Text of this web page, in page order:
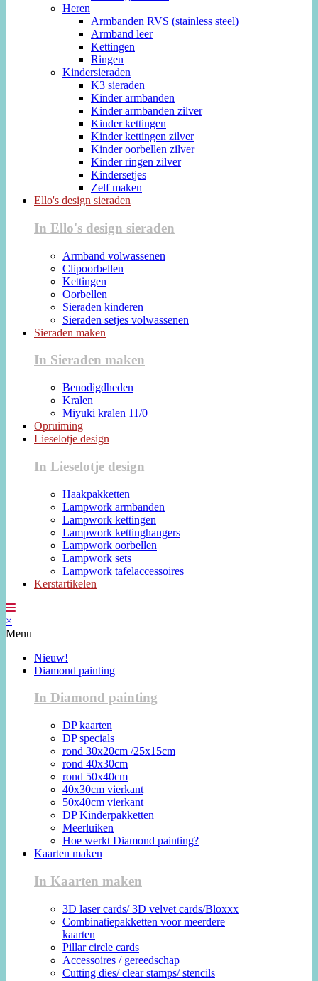
Heren
Armbanden RVS (stainless steel)
Armband leer
Kettingen
Ringen
Kindersieraden
K3 sieraden
Kinder armbanden
Kinder armbanden zilver
Kinder kettingen
Kinder kettingen zilver
Kinder oorbellen zilver
Kinder ringen zilver
Kindersetjes
Zelf maken
Ello's design sieraden
In Ello's design sieraden
Armband volwassenen
Clipoorbellen
Kettingen
Oorbellen
Sieraden kinderen
Sieraden setjes volwassenen
Sieraden maken
In Sieraden maken
Benodigdheden
Kralen
Miyuki kralen 11/0
Opruiming
Lieselotje design
In Lieselotje design
Haakpakketten
Lampwork armbanden
Lampwork kettingen
Lampwork kettinghangers
Lampwork oorbellen
Lampwork sets
Lampwork tafelaccessoires
Kerstartikelen
×
Menu
Nieuw!
Diamond painting
In Diamond painting
DP kaarten
DP specials
rond 30x20cm /25x15cm
rond 40x30cm
rond 50x40cm
40x30cm vierkant
50x40cm vierkant
DP Kinderpakketten
Meerluiken
Hoe werkt Diamond painting?
Kaarten maken
In Kaarten maken
3D laser cards/ 3D velvet cards/Bloxxx
Combinatiepakketten voor meerdere
kaarten
Pillar circle cards
Accessoires / gereedschap
Cutting dies/ clear stamps/ stencils